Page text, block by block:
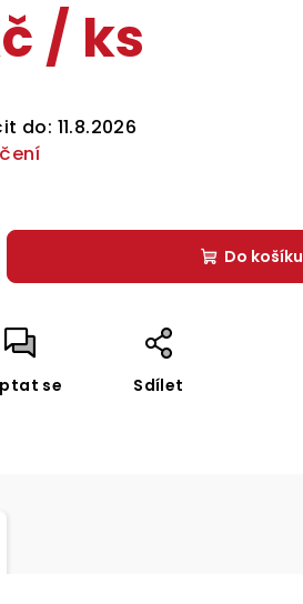
/ ks
do: 11.8.2026
Do košíku
se Sdílet